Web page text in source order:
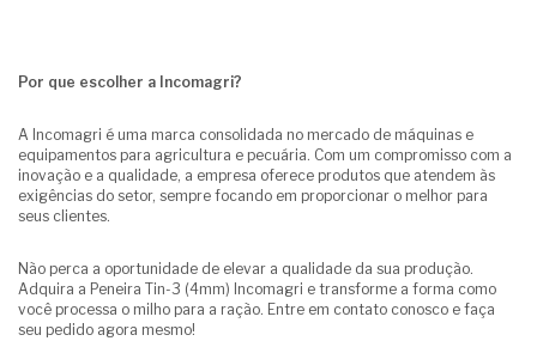
Por que escolher a Incomagri?
A Incomagri é uma marca consolidada no mercado de máquinas e
equipamentos para agricultura e pecuária. Com um compromisso com a
inovação e a qualidade, a empresa oferece produtos que atendem às
exigências do setor, sempre focando em proporcionar o melhor para
seus clientes.
Não perca a oportunidade de elevar a qualidade da sua produção.
Adquira a Peneira Tin-3 (4mm) Incomagri e transforme a forma como
você processa o milho para a ração. Entre em contato conosco e faça
seu pedido agora mesmo!